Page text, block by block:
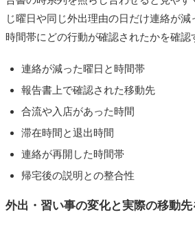
じ曜日や同じ外出理由の日だけ連絡が
時間帯にどの行動が確認されたかを確認
連絡が減った曜日と時間帯
報告書上で確認された移動先
合流や入店があった時間
滞在時間と退出時間
連絡が再開した時間帯
帰宅後の説明との整合性
外出・習い事の変化と実際の移動先